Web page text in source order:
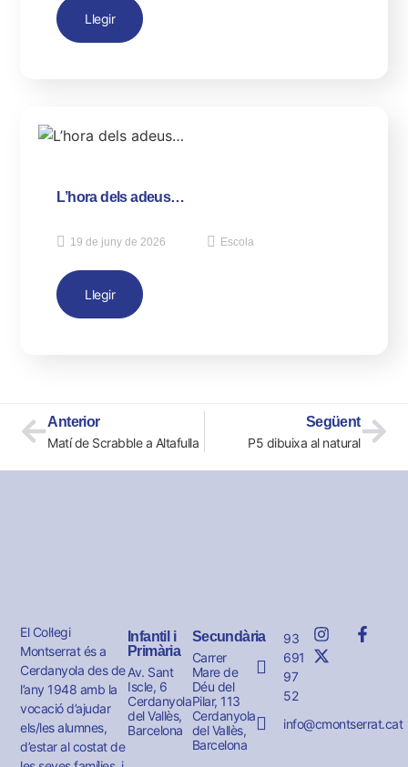
Llegir
L’hora dels adeus…
19 de juny de 2026 Escola
Llegir
Anterior
Matí de Scrabble a Altafulla
Següent
P5 dibuixa al natural
El Col·legi
Montserrat és a
Cerdanyola des de
l’any 1948 amb la
vocació d’ajudar
els/les alumnes,
d’estar al costat de
Infantil i
Primària
Av. Sant
Iscle, 6
Cerdanyola
del Vallès,
Barcelona
Secundària
Carrer
Mare de
Déu del
Pilar, 113
Cerdanyola
del Vallès,
Barcelona
93
691
97
52
info@cmontserrat.cat